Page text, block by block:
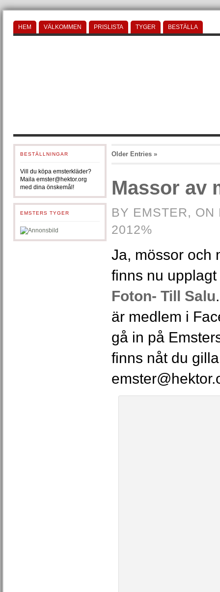
HEM VÄLKOMMEN PRISLISTA TYGER BESTÄLLA
BESTÄLLNINGAR
Vill du köpa emsterkläder?
Maila emster@hektor.org
med dina önskemål!
EMSTERS TYGER
Older Entries »
Massor av
BY EMSTER, ON
2012%
Ja, mössor och
finns nu
Foton- Till Salu
är medlem i
gå in på
finns nåt du